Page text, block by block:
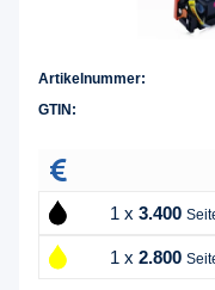
Artikelnummer:
GTIN:
1 x 3.400
1 x 2.800